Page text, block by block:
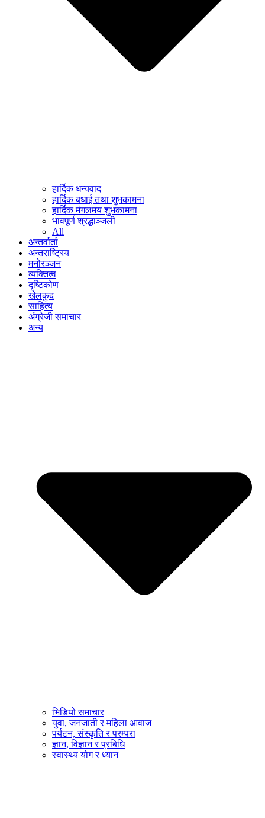
हार्दिक धन्यवाद
हार्दिक बधाई तथा शुभकामना
हार्दिक मंगलमय शुभकामना
भावपूर्ण श्रद्धाञ्जली
All
अन्तर्वार्ता
अन्तराष्ट्रिय
मनोरञ्जन
व्यक्तित्व
दृष्टिकोण
खेलकुद
साहित्य
अंग्रेजी समाचार
अन्य
भिडियो समाचार
युवा, जनजाती र महिला आवाज
पर्यटन, संस्कृति र परम्परा
ज्ञान, विज्ञान र प्रबिधि
स्वास्थ्य योग र ध्यान